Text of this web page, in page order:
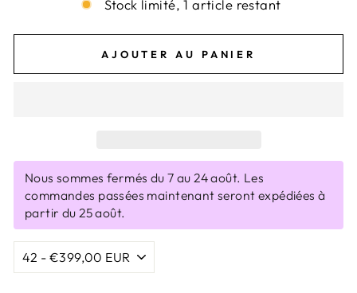
Stock limité, 1 article restant
AJOUTER AU PANIER
Nous sommes fermés du 7 au 24 août. Les
commandes passées maintenant seront expédiées à
partir du 25 août.